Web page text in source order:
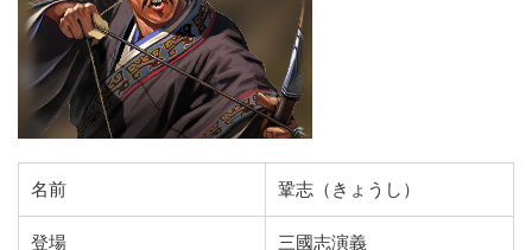
名前 鞏志（きょうし）
登場 三國志演義